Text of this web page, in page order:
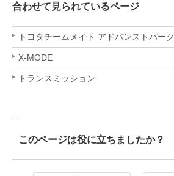
合わせて見られているページ
トヨタチームメイト アドバンストパーク
X-MODE
トランスミッション
このページは役に立ちましたか？